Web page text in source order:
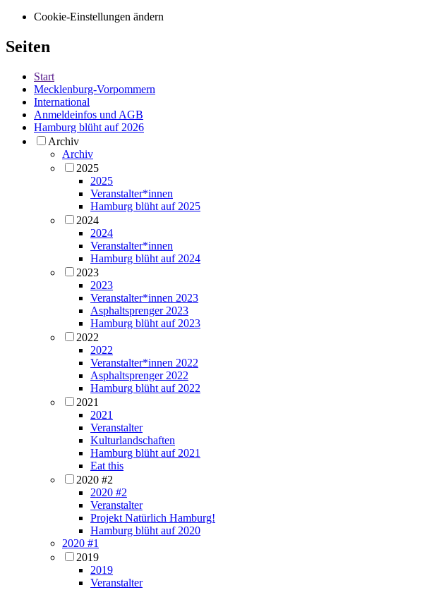
Cookie-Einstellungen ändern
Seiten
Start
Mecklenburg-Vorpommern
International
Anmeldeinfos und AGB
Hamburg blüht auf 2026
Archiv
Archiv
2025
2025
Veranstalter*innen
Hamburg blüht auf 2025
2024
2024
Veranstalter*innen
Hamburg blüht auf 2024
2023
2023
Veranstalter*innen 2023
Asphaltsprenger 2023
Hamburg blüht auf 2023
2022
2022
Veranstalter*innen 2022
Asphaltsprenger 2022
Hamburg blüht auf 2022
2021
2021
Veranstalter
Kulturlandschaften
Hamburg blüht auf 2021
Eat this
2020 #2
2020 #2
Veranstalter
Projekt Natürlich Hamburg!
Hamburg blüht auf 2020
2020 #1
2019
2019
Veranstalter